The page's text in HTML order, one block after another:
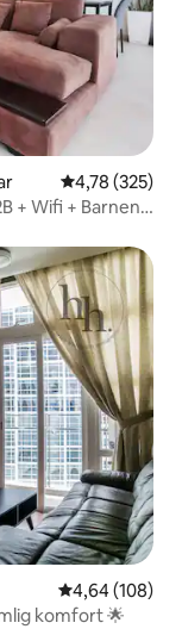
4,78 av 5 i
4,78 (325)
+ Wifi + Barnens
4,64 av 5 i
4,64 (108)
komfort 🌟